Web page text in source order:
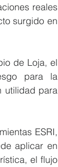
reales
surgido en
de Loja, el
para la
utilidad para
ESRI,
aplicar en
el flujo